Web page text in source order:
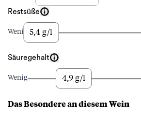
Restsüße
Wenig 5,4 g/l
Säuregehalt
Wenig 4,9 g/l
Das Besondere an diesem Wein